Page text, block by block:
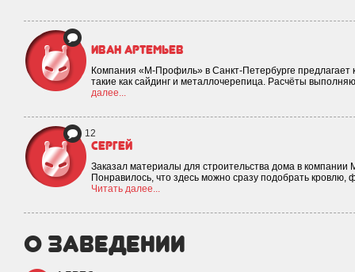
Иван Артемьев
Компания «М-Профиль» в Санкт-Петербурге
такие как сайдинг и металлочерепица. Расчёты
далее...
12
Сергей
Заказал материалы для строительства дома в
Понравилось, что здесь можно сразу подобрать
Читать далее...
о заведении